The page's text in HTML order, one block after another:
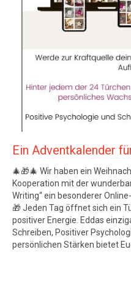
Ein Adventkalender
🎄🎁🎄 Wir haben ein
Kooperation mit der
Writing“ ein besonderer
🎁 Jeden Tag öffnet sich ein
positiver Energie. Eddas
Schreiben, Positiver
persönlichen Stärken bietet